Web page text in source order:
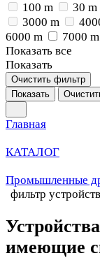
100 m
30 m
3000 m
6000 m
7000 m
Показать все
Показать
Очистить фильтр
Показать
Главная
КАТАЛОГ
Промышленные
фильтр
имеющие